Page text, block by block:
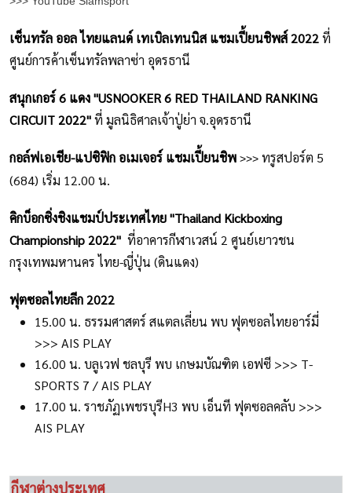
เซ็นทรัล ออล ไทยแลนด์ เทเบิลเทนนิส แชมเปี้ยนชิพส์ 2022ที่
ศูนย์การค้าเซ็นทรัลพลาซ่า อุดรธานี
สนุกเกอร์ 6 แดง "USNOOKER 6 RED THAILAND RANKING
CIRCUIT 2022"ที่ มูลนิธิศาลเจ้าปู่ย่า จ.อุดรธานี
กอล์ฟเอเชีย-แปซิฟิก อเมเจอร์ แชมเปี้ยนชิพ >>> ทรูสปอร์ต 5
(684) เริ่ม 12.00 น.
คิกบ็อกซิ่งชิงแชมป์ประเทศไทย "Thailand Kickboxing
Championship 2022" ที่อาคารกีฬาเวสน์ 2 ศูนย์เยาวชน
กรุงเทพมหานคร ไทย-ญี่ปุ่น (ดินแดง)
ฟุตซอลไทยลีก 2022
15.00 น. ธรรมศาสตร์ สแตลเลี่ยน พบ ฟุตซอลไทยอาร์มี่
>>> AIS PLAY
16.00 น. บลูเวฟ ชลบุรี พบ เกษมบัณฑิต เอฟซี >>> T-
SPORTS 7 / AIS PLAY
17.00 น. ราชภัฏเพชรบุรีH3 พบ เอ็นที ฟุตซอลคลับ >>>
AIS PLAY
กีฬาต่างประเทศ